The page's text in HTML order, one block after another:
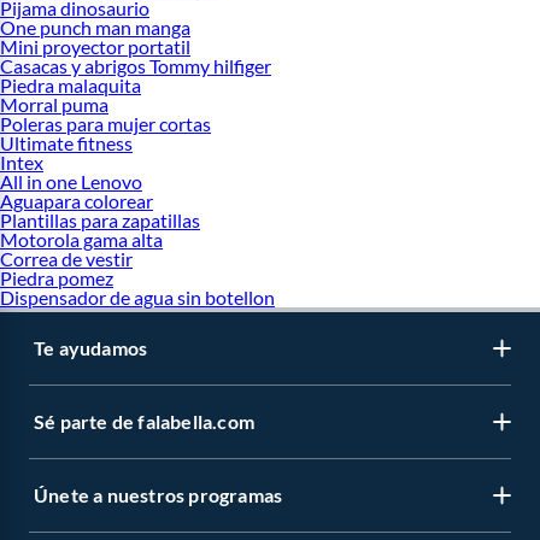
Pijama dinosaurio
One punch man manga
Mini proyector portatil
Casacas y abrigos Tommy hilfiger
Piedra malaquita
Morral puma
Poleras para mujer cortas
Ultimate fitness
Intex
All in one Lenovo
Aguapara colorear
Plantillas para zapatillas
Motorola gama alta
Correa de vestir
Piedra pomez
Dispensador de agua sin botellon
Te ayudamos
Sé parte de falabella.com
Únete a nuestros programas